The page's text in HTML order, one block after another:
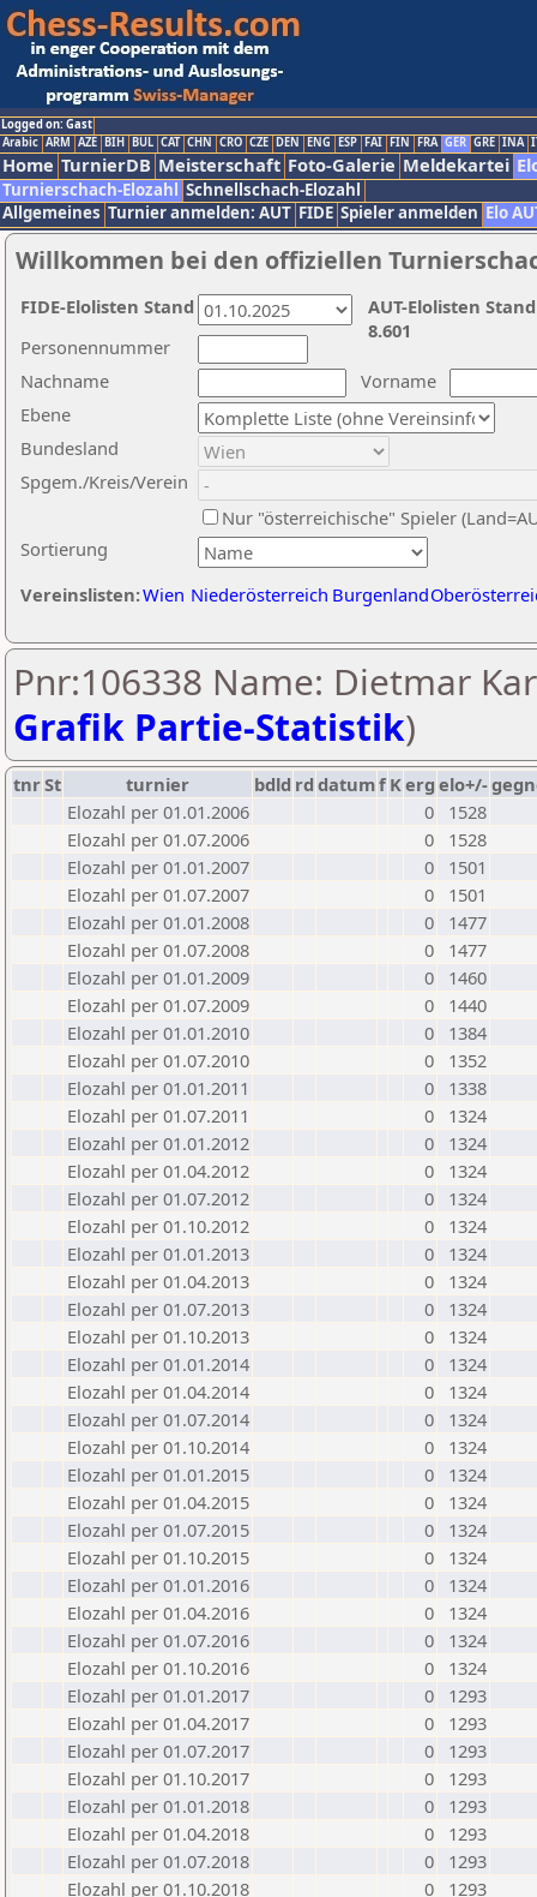
Logged on: Gast
Arabic ARM AZE BIH BUL CAT CHN CRO CZE DEN ENG ESP FAI FIN FRA GER GRE INA
Home TurnierDB Meisterschaft Foto-Galerie Meldekartei
Turnierschach-Elozahl Schnellschach-Elozahl
Allgemeines Turnier anmelden: AUT FIDE Spieler anmelden Elo
Willkommen bei den offiziellen
Nachname
Vorname
Ebene
Sortierung
Personennummer
Bundesland
Spgem./Kreis/Verein
Nur "österreichische" Spieler
Vereinslisten:Wien Niederösterreich Burgenland
AUT-Elolisten
8.601
FIDE-Elolisten Stand
Pnr:106338 Name: Dietmar
Grafik Partie-Statistik)
tnrSt turnier bdld rd datumf Kerg elo+/-
Elozahl per 01.01.2006
0
1528
Elozahl per 01.07.2006
0
1528
Elozahl per 01.01.2007
0
1501
Elozahl per 01.07.2007
0
1501
Elozahl per 01.01.2008
0
1477
Elozahl per 01.07.2008
0
1477
Elozahl per 01.01.2009
0
1460
Elozahl per 01.07.2009
0
1440
Elozahl per 01.01.2010
0
1384
Elozahl per 01.07.2010
0
1352
Elozahl per 01.01.2011
0
1338
Elozahl per 01.07.2011
0
1324
Elozahl per 01.01.2012
0
1324
Elozahl per 01.04.2012
0
1324
Elozahl per 01.07.2012
0
1324
Elozahl per 01.10.2012
0
1324
Elozahl per 01.01.2013
0
1324
Elozahl per 01.04.2013
0
1324
Elozahl per 01.07.2013
0
1324
Elozahl per 01.10.2013
0
1324
Elozahl per 01.01.2014
0
1324
Elozahl per 01.04.2014
0
1324
Elozahl per 01.07.2014
0
1324
Elozahl per 01.10.2014
0
1324
Elozahl per 01.01.2015
0
1324
Elozahl per 01.04.2015
0
1324
Elozahl per 01.07.2015
0
1324
Elozahl per 01.10.2015
0
1324
Elozahl per 01.01.2016
0
1324
Elozahl per 01.04.2016
0
1324
Elozahl per 01.07.2016
0
1324
Elozahl per 01.10.2016
0
1324
Elozahl per 01.01.2017
0
1293
Elozahl per 01.04.2017
0
1293
Elozahl per 01.07.2017
0
1293
Elozahl per 01.10.2017
0
1293
Elozahl per 01.01.2018
0
1293
Elozahl per 01.04.2018
0
1293
Elozahl per 01.07.2018
0
1293
Elozahl per 01.10.2018
0
1293